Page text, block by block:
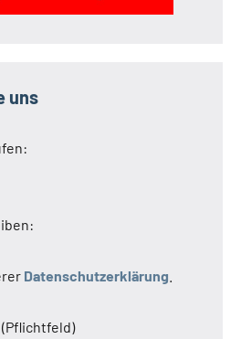
uns
Datenschutzerklärung